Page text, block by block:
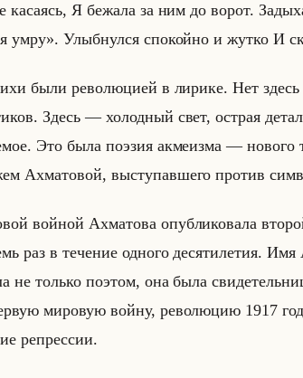
ка­са­ясь, Я бе­жа­ла за ним до ворот.
умру». Улыб­нул­ся спо­койно и жутко И
были ре­во­лю­ци­ей в ли­ри­ке. Нет
Здесь — хо­лод­ный свет, ост­рая
Это была по­эзия ак­ме­из­ма ―
Ах­ма­то­вой, вы­сту­пав­ше­го про­тив
войной Ах­ма­то­ва опуб­ли­ко­ва­ла
раз в те­че­ние од­но­го де­ся­ти­ле­тия.
не только по­этом, она была
ми­ро­вую войну, ре­во­лю­цию 1917
ре­прес­сии.